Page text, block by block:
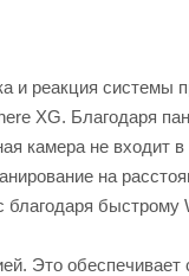
и реакция
XG. Благодаря
камера не входит
на
быстрому
Это